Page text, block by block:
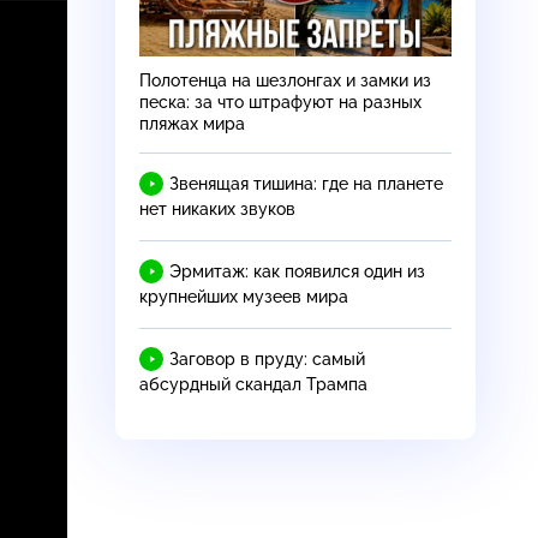
Полотенца на шезлонгах и замки из
песка: за что штрафуют на разных
пляжах мира
Звенящая тишина: где на планете
нет никаких звуков
Эрмитаж: как появился один из
крупнейших музеев мира
Заговор в пруду: самый
абсурдный скандал Трампа